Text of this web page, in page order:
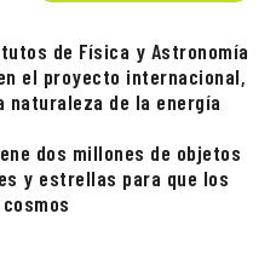
de Física y Astronomía
el proyecto internacional,
naturaleza de la energía
dos millones de objetos
y estrellas para que los